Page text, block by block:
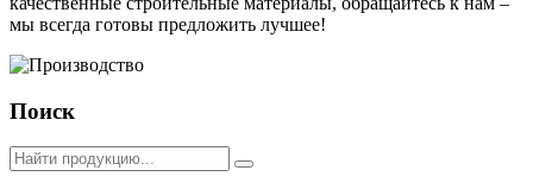
мы всегда готовы предложить лучшее!
Поиск